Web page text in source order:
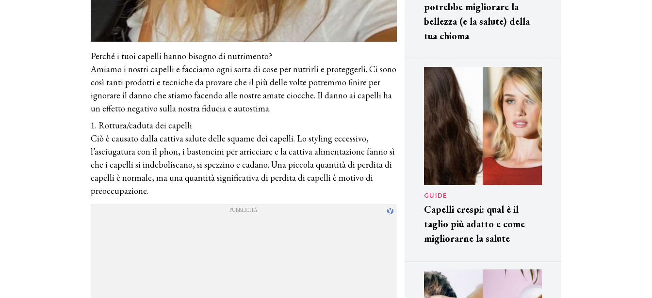
Perché i tuoi capelli hanno bisogno di nutrimento?
Amiamo i nostri capelli e facciamo ogni sorta di cose per nutrirli e proteggerli. Ci sono
così tanti prodotti e tecniche da provare che il più delle volte potremmo finire per
ignorare il danno che stiamo facendo alle nostre amate ciocche. Il danno ai capelli ha
un effetto negativo sulla nostra fiducia e autostima.
1. Rottura/caduta dei capelli
Ciò è causato dalla cattiva salute delle squame dei capelli. Lo styling eccessivo,
l’asciugatura con il phon, i bastoncini per arricciare e la cattiva alimentazione fanno sì
che i capelli si indeboliscano, si spezzino e cadano. Una piccola quantità di perdita di
capelli è normale, ma una quantità significativa di perdita di capelli è motivo di
preoccupazione.
potrebbe migliorare la
bellezza (e la salute) della
tua chioma
GUIDE
Capelli crespi: qual è il
taglio più adatto e come
migliorarne la salute